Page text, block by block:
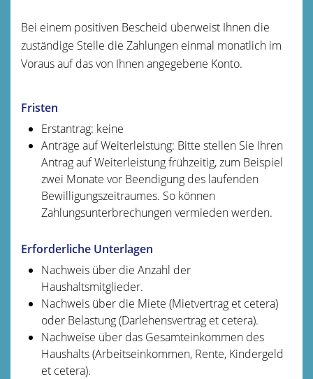
Bei einem positiven Bescheid überweist Ihnen die
zuständige Stelle die Zahlungen einmal monatlich im
Voraus auf das von Ihnen angegebene Konto.
Fristen
Erstantrag: keine
Anträge auf Weiterleistung: Bitte stellen Sie Ihren
Antrag auf Weiterleistung frühzeitig, zum Beispiel
zwei Monate vor Beendigung des laufenden
Bewilligungszeitraumes. So können
Zahlungsunterbrechungen vermieden werden.
Erforderliche Unterlagen
Nachweis über die Anzahl der
Haushaltsmitglieder.
Nachweis über die Miete (Mietvertrag et cetera)
oder Belastung (Darlehensvertrag et cetera).
Nachweise über das Gesamteinkommen des
Haushalts (Arbeitseinkommen, Rente, Kindergeld
et cetera).